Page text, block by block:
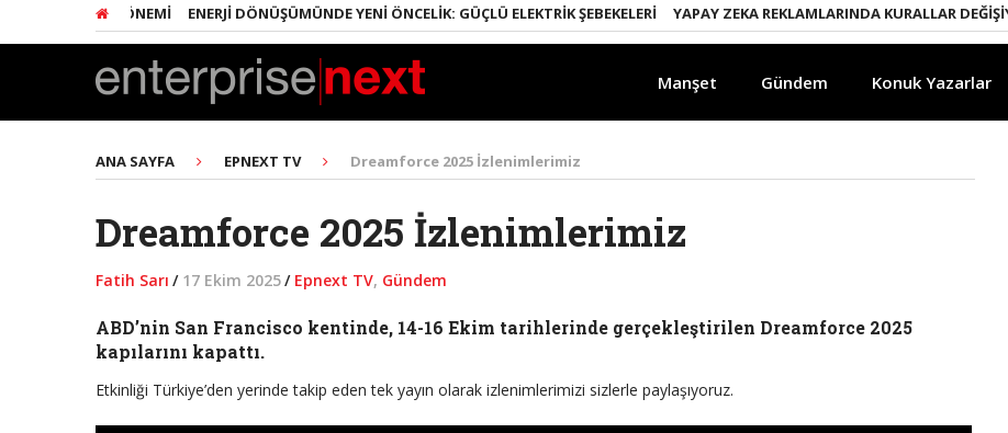
ÖĞRENME DÖNEMI ENERJI DÖNÜŞÜMÜNDE YENI ÖNCELIK: GÜÇLÜ ELEKTRIK ŞEBEKELERI YAPAY ZEKA REKLAMLARINDA KURALLAR DEĞIŞIYOR
Manşet Gündem Konuk Yazarlar
ANA SAYFA EPNEXT TV Dreamforce 2025 İzlenimlerimiz
Dreamforce 2025 İzlenimlerimiz
Fatih Sarı / 17 Ekim 2025/ Epnext TV, Gündem
ABD’nin San Francisco kentinde, 14-16 Ekim tarihlerinde gerçekleştirilen Dreamforce 2025
kapılarını kapattı.
Etkinliği Türkiye’den yerinde takip eden tek yayın olarak izlenimlerimizi sizlerle paylaşıyoruz.